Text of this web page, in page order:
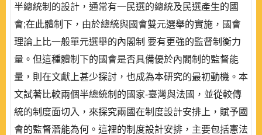
半總統制的設計，通常有一民選的總統及民選產生的國
會;在此體制下，由於總統與國會雙元選舉的實施，國會
理論上比一般單元選舉的內閣制 要有更強的監督制衡力
量。但這種體制下的國會是否具備優於內閣制的監督能
量，則在文獻上甚少探討，也成為本研究的最初動機。本
文試著比較兩個半總統制的國家-臺灣與法國，並從較傳
統的制度面切入，來探究兩國在制度設計安排上，賦予國
會的監督潛能為何。這裡的制度設計安排，主要包括憲法